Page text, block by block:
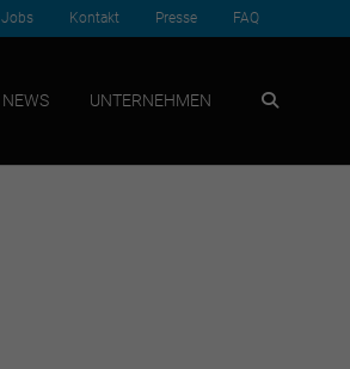
Jobs Kontakt Presse FAQ
NEWS UNTERNEHMEN